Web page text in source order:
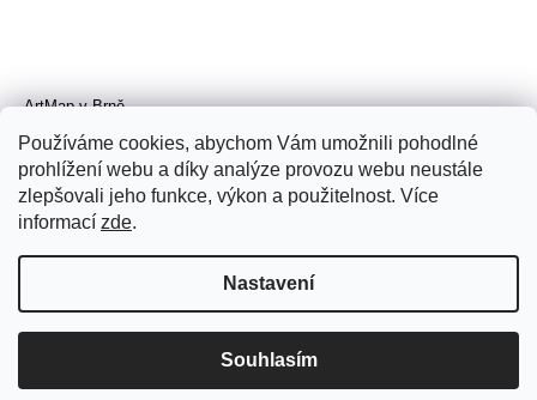
Používáme cookies, abychom Vám umožnili pohodlné
prohlížení webu a díky analýze provozu webu neustále
zlepšovali jeho funkce, výkon a použitelnost. Více
informací zde.
Nastavení
Souhlasím
ArtMap v Brně
Radnická 4, Brno
úterý–pátek 11–19 h
sobota 14–19 h
+420 702 152 298